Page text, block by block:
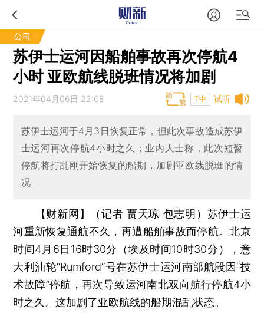
公司
苏伊士运河因船舶事故再次停航4
小时 亚欧航线脱班情况将加剧
试听
2021年04月06日 22:08 T中
苏伊士运河于4月3日恢复正常，但此次事故造成苏伊
士运河再次停航4小时之久；业内人士称，此次短暂
停航将打乱刚开始恢复的船期，加剧亚欧线脱班的情
况
【财新网】（记者 贾天琼 包志明） 苏伊士运
河重新恢复通航不久，再遭船舶事故而停航。北京
时间4月6日16时30分（埃及时间10时30分），意
大利油轮“Rumford”号在苏伊士运河南部航段因“技
术故障”停航，再次导致运河南北双向航行停航4小
时之久。这加剧了亚欧航线的船期混乱状态。